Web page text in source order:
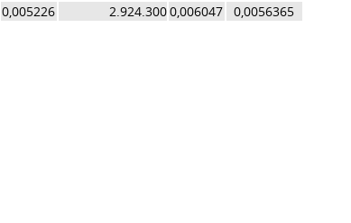
0,005226 2.924.3000,006047 0,0056365